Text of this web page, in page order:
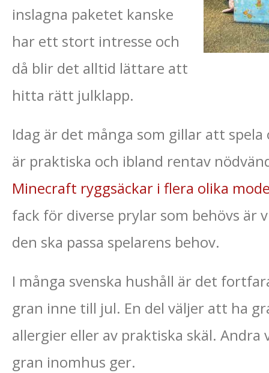
inslagna paketet kanske
har ett stort intresse och
då blir det alltid lättare att
hitta rätt julklapp.
Idag är det många som gillar att
är praktiska och ibland rentav
Minecraft ryggsäckar i flera olika
fack för diverse prylar som behövs
den ska passa spelarens behov.
I många svenska hushåll är det
gran inne till jul. En del väljer att ha
allergier eller av praktiska skäl.
gran inomhus ger.